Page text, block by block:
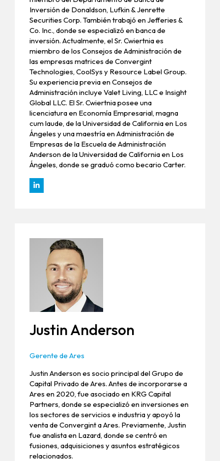
Inversión de Donaldson, Lufkin & Jenrette
Securities Corp. También trabajó en Jefferies &
Co. Inc., donde se especializó en banca de
inversión. Actualmente, el Sr. Cwiertnia es
miembro de los Consejos de Administración de
las empresas matrices de Convergint
Technologies, CoolSys y Resource Label Group.
Su experiencia previa en Consejos de
Administración incluye Valet Living, LLC e Insight
Global LLC. El Sr. Cwiertnia posee una
licenciatura en Economía Empresarial, magna
cum laude, de la Universidad de California en Los
Ángeles y una maestría en Administración de
Empresas de la Escuela de Administración
Anderson de la Universidad de California en Los
Ángeles, donde se graduó como becario Carter.
Justin Anderson
Gerente de Ares
Justin Anderson es socio principal del Grupo de
Capital Privado de Ares. Antes de incorporarse a
Ares en 2020, fue asociado en KRG Capital
Partners, donde se especializó en inversiones en
los sectores de servicios e industria y apoyó la
venta de Convergint a Ares. Previamente, Justin
fue analista en Lazard, donde se centró en
fusiones, adquisiciones y asuntos estratégicos
relacionados.